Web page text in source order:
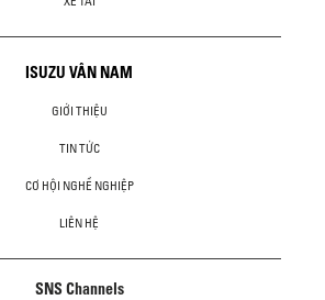
ISUZU VÂN NAM
GIỚI THIỆU
TIN TỨC
CƠ HỘI NGHỀ NGHIỆP
LIÊN HỆ
SNS Channels